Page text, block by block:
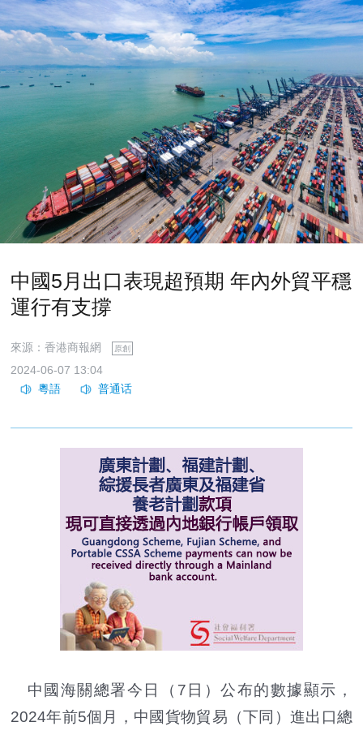
中國5月出口表現超預期 年內外貿平穩
運行有支撐
來源：香港商報網 原創
2024-06-07 13:04
中國海關總署今日（7日）公布的數據顯示，
2024年前5個月，中國貨物貿易（下同）進出口總